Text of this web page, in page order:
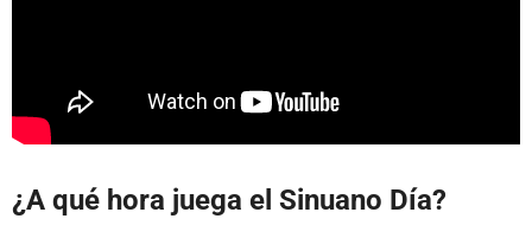
¿A qué hora juega el Sinuano Día?